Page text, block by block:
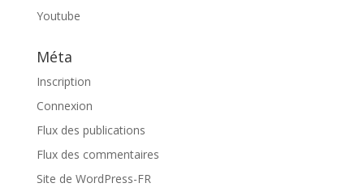
Youtube
Méta
Inscription
Connexion
Flux des publications
Flux des commentaires
Site de WordPress-FR